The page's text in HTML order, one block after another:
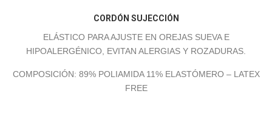
CORDÓN SUJECCIÓN
ELÁSTICO PARA AJUSTE EN OREJAS SUEVA E
HIPOALERGÉNICO, EVITAN ALERGIAS Y ROZADURAS.
COMPOSICIÓN: 89% POLIAMIDA 11% ELASTÓMERO – LATEX
FREE